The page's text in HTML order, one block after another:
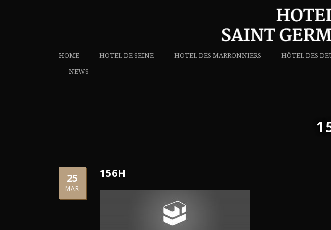
HOME HOTEL DE SEINE HOTEL DES MARRONNIERS HÔTEL DES
NEWS
25
MAR
156H